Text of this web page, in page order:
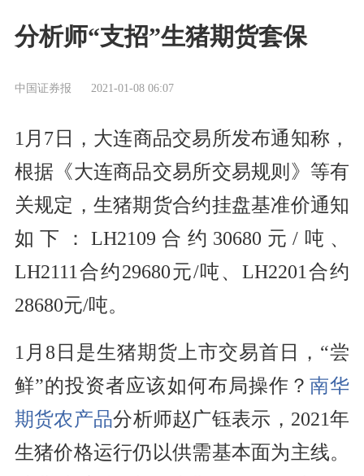
分析师“支招”生猪期货套保
中国证券报 2021-01-08 06:07
1月7日，大连商品交易所发布通知称，
根据《大连商品交易所交易规则》等有
关规定，生猪期货合约挂盘基准价通知
如下：LH2109合约30680元/吨、
LH2111合约29680元/吨、LH2201合约
28680元/吨。
1月8日是生猪期货上市交易首日，“尝
鲜”的投资者应该如何布局操作？南华
期货农产品分析师赵广钰表示，2021年
生猪价格运行仍以供需基本面为主线。